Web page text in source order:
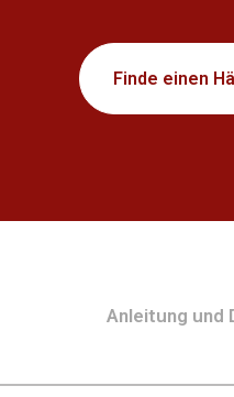
Finde einen
Anleitung und